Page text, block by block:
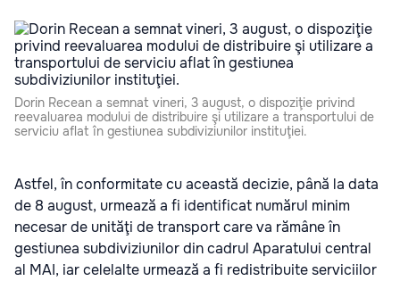
Dorin Recean a semnat vineri, 3 august, o dispoziţie privind
reevaluarea modului de distribuire şi utilizare a transportului de
serviciu aflat în gestiunea subdiviziunilor instituţiei.
Astfel, în conformitate cu această decizie, până la data
de 8 august, urmează a fi identificat numărul minim
necesar de unităţi de transport care va rămâne în
gestiunea subdiviziunilor din cadrul Aparatului central
al MAI, iar celelalte urmează a fi redistribuite serviciilor